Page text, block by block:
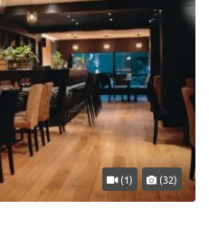
(1) (32)